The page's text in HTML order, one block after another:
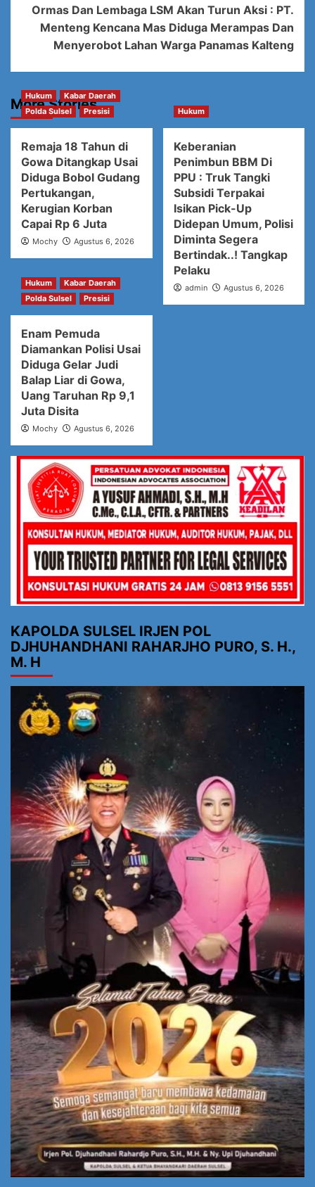
Ormas Dan Lembaga LSM Akan Turun Aksi : PT.
Menteng Kencana Mas Diduga Merampas Dan
Menyerobot Lahan Warga Panamas Kalteng
More Stories
Hukum
Kabar Daerah
Polda Sulsel
Presisi
Remaja 18 Tahun di
Gowa Ditangkap Usai
Diduga Bobol Gudang
Pertukangan,
Kerugian Korban
Capai Rp 6 Juta
Mochy Agustus 6, 2026
Hukum
Keberanian
Penimbun BBM Di
PPU : Truk Tangki
Subsidi Terpakai
Isikan Pick-Up
Didepan Umum, Polisi
Diminta Segera
Bertindak..! Tangkap
Pelaku
admin Agustus 6, 2026
Hukum
Kabar Daerah
Polda Sulsel
Presisi
Enam Pemuda
Diamankan Polisi Usai
Diduga Gelar Judi
Balap Liar di Gowa,
Uang Taruhan Rp 9,1
Juta Disita
Mochy Agustus 6, 2026
KAPOLDA SULSEL IRJEN POL
DJHUHANDHANI RAHARJHO PURO, S. H.,
M. H